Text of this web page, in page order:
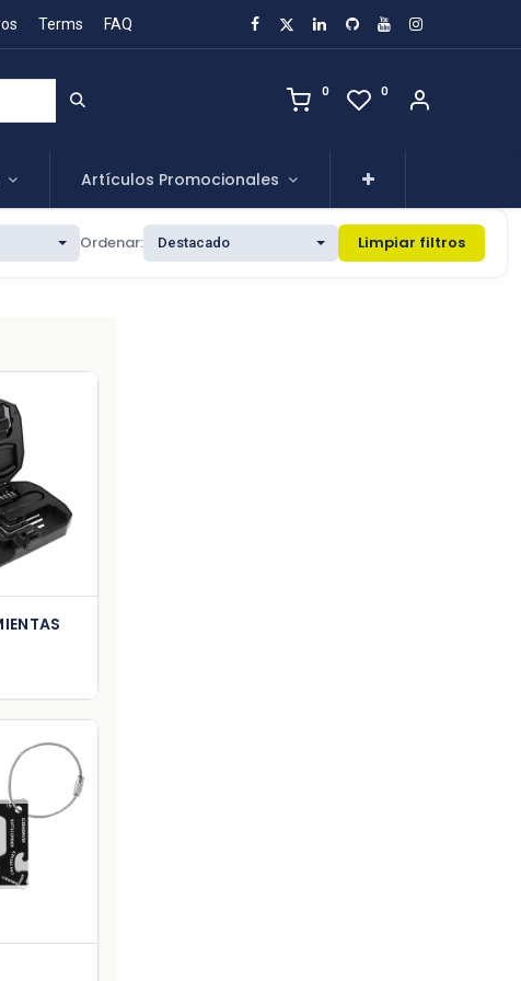
Terms FAQ
0 0
Artículos Promocionales
Ordenar: Limpiar filtros
Cart